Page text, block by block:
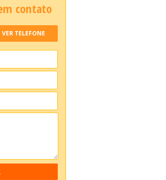
contato
VER TELEFONE